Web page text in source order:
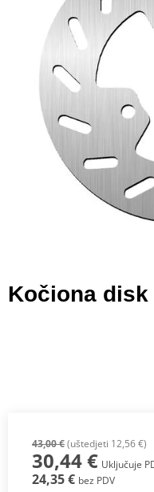
Kočiona disk
43,00 €(uštedjeti 12,56 €)
30,44 € Uključuje
24,35 € bez PDV